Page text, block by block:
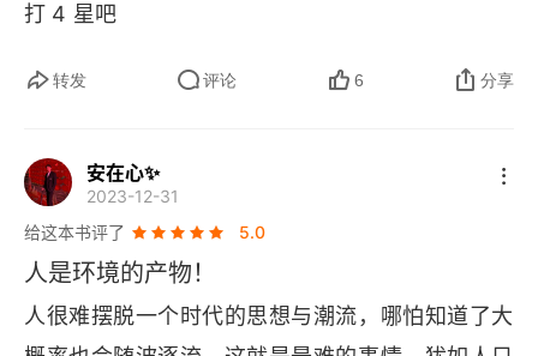
第一章 群体观点和信仰的远期因素
一 种族
二 传统
三 时间
四 政治和社会制度
打 4 星吧
转发 评论 6 分享
安在心✨
2023-12-31
给这本书评了
5.0
人是环境的产物！
人很难摆脱一个时代的思想与潮流，哪怕知道了大